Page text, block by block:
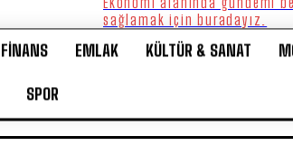
sağlamak için buradayız.
FİNANS EMLAK KÜLTÜR & SANAT
SPOR